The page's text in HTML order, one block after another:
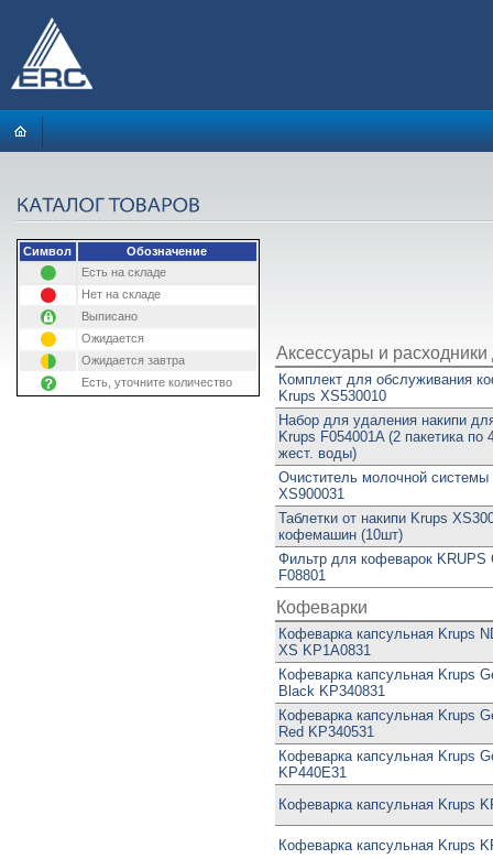
Символ
Обозначение
Есть на складе
Нет на складе
Выписано
Ожидается
Ожидается завтра
Есть, уточните количество
Аксессуары и расходники
Комплект для обслуживания
Krups XS530010
Набор для удаления накипи
Krups F054001A (2 пакетика по
жест. воды)
Очиститель молочной системы
XS900031
Таблетки от накипи Krups
кофемашин (10шт)
Фильтр для кофеварок KRUPS
F08801
Кофеварки
Кофеварка капсульная Krups
XS KP1A0831
Кофеварка капсульная Krups
Black KP340831
Кофеварка капсульная Krups
Red KP340531
Кофеварка капсульная Krups
KP440E31
Кофеварка капсульная Krups
Кофеварка капсульная Krups